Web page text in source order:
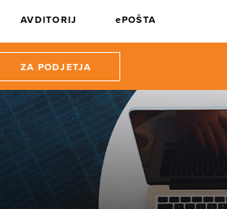
AVDITORIJ ePOŠTA
ZA PODJETJA